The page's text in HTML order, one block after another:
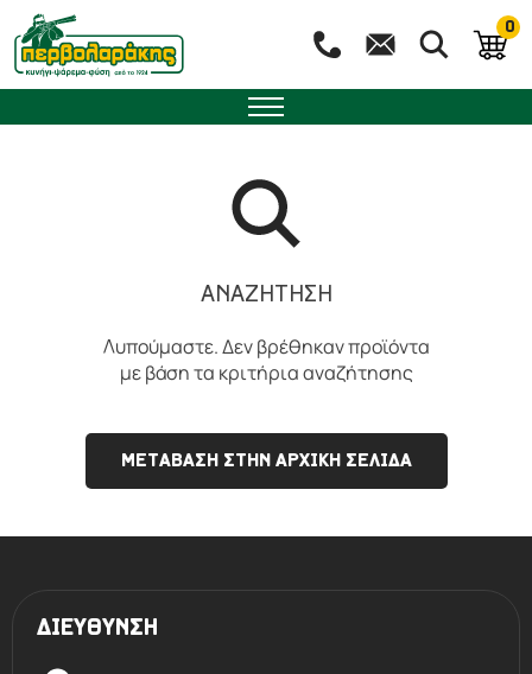
0
ΑΝΑΖΉΤΗΣΗ
Λυπούμαστε. Δεν βρέθηκαν προϊόντα
με βάση τα κριτήρια αναζήτησης
ΜΕΤΑΒΑΣΗ ΣΤΗΝ ΑΡΧΙΚΗ ΣΕΛΙΔΑ
ΔΙΕΥΘΥΝΣΗ